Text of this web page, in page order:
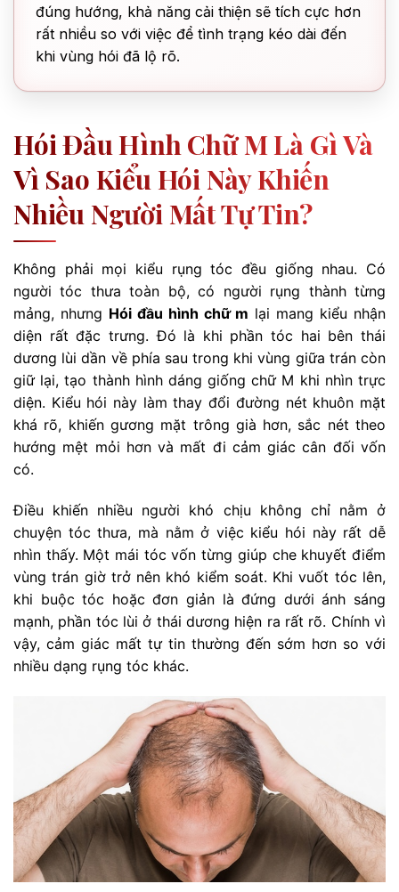
đúng hướng, khả năng cải thiện sẽ tích cực hơn
rất nhiều so với việc để tình trạng kéo dài đến
khi vùng hói đã lộ rõ.
Hói Đầu Hình Chữ M Là Gì Và
Vì Sao Kiểu Hói Này Khiến
Nhiều Người Mất Tự Tin?
Không phải mọi kiểu rụng tóc đều giống nhau. Có
người tóc thưa toàn bộ, có người rụng thành từng
mảng, nhưng Hói đầu hình chữ m lại mang kiểu nhận
diện rất đặc trưng. Đó là khi phần tóc hai bên thái
dương lùi dần về phía sau trong khi vùng giữa trán còn
giữ lại, tạo thành hình dáng giống chữ M khi nhìn trực
diện. Kiểu hói này làm thay đổi đường nét khuôn mặt
khá rõ, khiến gương mặt trông già hơn, sắc nét theo
hướng mệt mỏi hơn và mất đi cảm giác cân đối vốn
có.
Điều khiến nhiều người khó chịu không chỉ nằm ở
chuyện tóc thưa, mà nằm ở việc kiểu hói này rất dễ
nhìn thấy. Một mái tóc vốn từng giúp che khuyết điểm
vùng trán giờ trở nên khó kiểm soát. Khi vuốt tóc lên,
khi buộc tóc hoặc đơn giản là đứng dưới ánh sáng
mạnh, phần tóc lùi ở thái dương hiện ra rất rõ. Chính vì
vậy, cảm giác mất tự tin thường đến sớm hơn so với
nhiều dạng rụng tóc khác.